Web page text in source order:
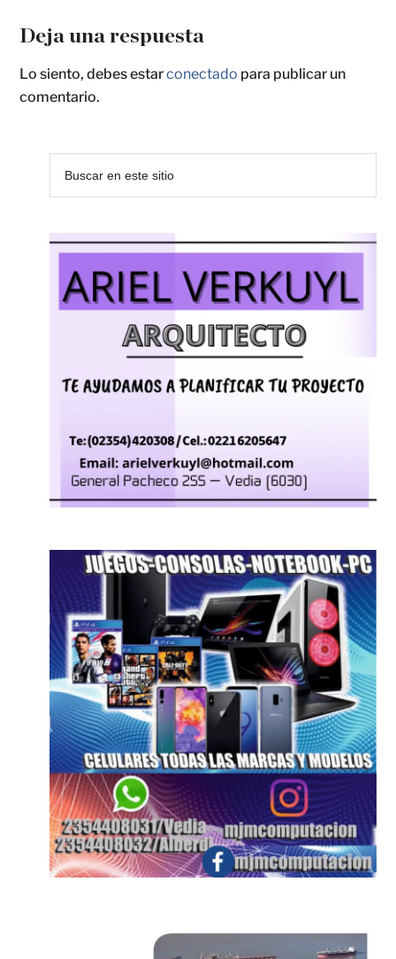
Deja una respuesta
Lo siento, debes estarconectado para publicar un
comentario.